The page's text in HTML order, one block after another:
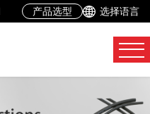
产品选型 选择语言